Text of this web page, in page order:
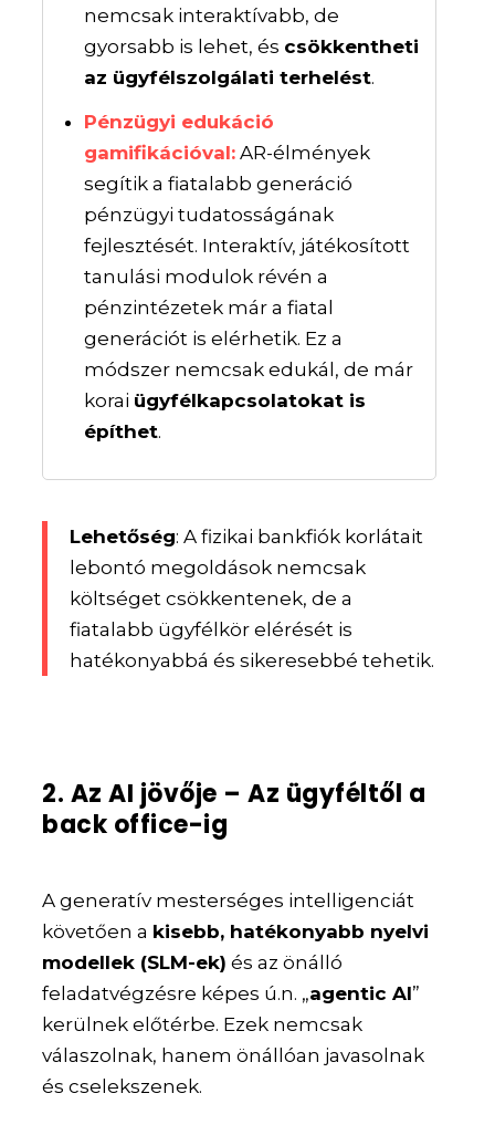
nemcsak interaktívabb, de
gyorsabb is lehet, és csökkentheti
az ügyfélszolgálati terhelést.
Pénzügyi edukáció
gamifikációval: AR-élmények
segítik a fiatalabb generáció
pénzügyi tudatosságának
fejlesztését. Interaktív, játékosított
tanulási modulok révén a
pénzintézetek már a fiatal
generációt is elérhetik. Ez a
módszer nemcsak edukál, de már
korai ügyfélkapcsolatokat is
építhet.
Lehetőség: A fizikai bankfiók korlátait
lebontó megoldások nemcsak
költséget csökkentenek, de a
fiatalabb ügyfélkör elérését is
hatékonyabbá és sikeresebbé tehetik.
2. Az AI jövője – Az ügyféltől a
back office-ig
A generatív mesterséges intelligenciát
követően a kisebb, hatékonyabb nyelvi
modellek (SLM-ek) és az önálló
feladatvégzésre képes ú.n. „agentic AI”
kerülnek előtérbe. Ezek nemcsak
válaszolnak, hanem önállóan javasolnak
és cselekszenek.